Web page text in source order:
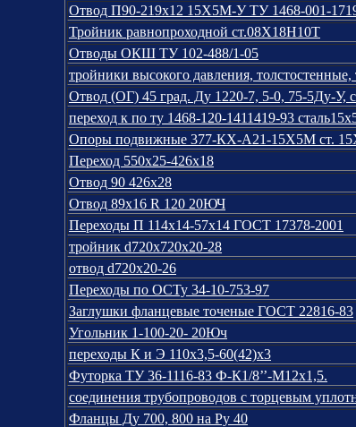
Отвод П90-219x12 15Х5М-У ТУ 1468-001-
Тройник равнопроходной ст.08Х18Н10Т
Отводы ОКШ ТУ 102-488/1-05
тройники высокого давления, толстостенные,
Отвод (ОГ) 45 град. Ду 1220-7, 5-0, 75-5Ду-У,
переход к по ту 1468-120-1411419-93
Опоры подвижные 377-КХ-А21-15Х5М ст.
Переход 550х25-426х18
Отвод 90 426х28
Отвод 89х16 R 120 20ЮЧ
Переходы П 114х14-57х14 ГОСТ 17378-2001
тройник d720x720x20-28
отвод d720x20-26
Переходы по ОСТу 34-10-753-97
Заглушки фланцевые точеные ГОСТ 22816-83
Угольник 1-100-20- 20Юч
переходы К и Э 110х3,5-60(42)х3
Футорка ТУ 36-1116-83 Ф-К1/8’’-М12х1,5.
соединения трубопроводов с торцевым
Фланцы Ду 700, 800 на Ру 40